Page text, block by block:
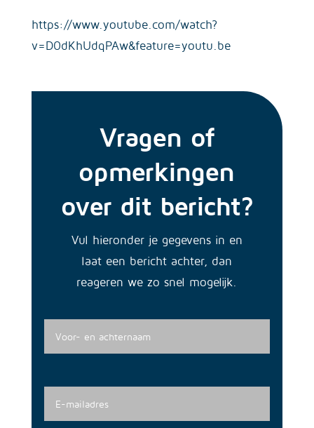
https://www.youtube.com/watch?
v=D0dKhUdqPAw&feature=youtu.be
Vragen of
opmerkingen
over dit bericht?
Vul hieronder je gegevens in en
laat een bericht achter, dan
reageren we zo snel mogelijk.